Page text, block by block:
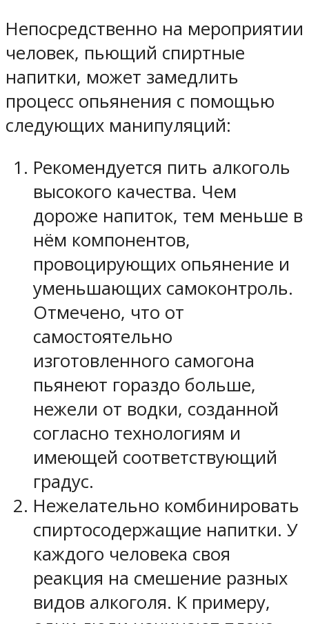
Непосредственно на мероприятии
человек, пьющий спиртные
напитки, может замедлить
процесс опьянения с помощью
следующих манипуляций:
Рекомендуется пить алкоголь
высокого качества. Чем
дороже напиток, тем меньше в
нём компонентов,
провоцирующих опьянение и
уменьшающих самоконтроль.
Отмечено, что от
самостоятельно
изготовленного самогона
пьянеют гораздо больше,
нежели от водки, созданной
согласно технологиям и
имеющей соответствующий
градус.
Нежелательно комбинировать
спиртосодержащие напитки. У
каждого человека своя
реакция на смешение разных
видов алкоголя. К примеру,